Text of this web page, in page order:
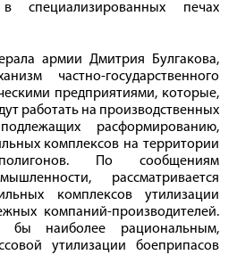
специализированных печах
армии Дмитрия Булгакова,
частно-государственного
предприятиями, которые,
работать на производственных
расформированию,
комплексов на территории
По сообщениям
рассматривается
комплексов утилизации
компаний-производителей.
бы наиболее рациональным,
утилизации боеприпасов